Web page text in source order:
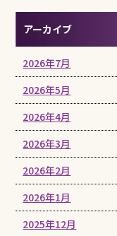
アーカイブ
2026年7月
2026年5月
2026年4月
2026年3月
2026年2月
2026年1月
2025年12月